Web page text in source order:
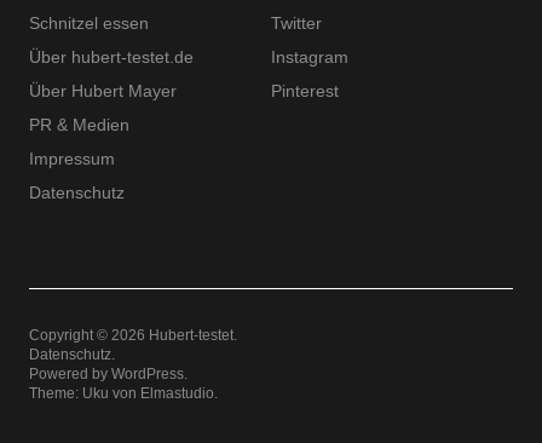
Schnitzel essen
Über hubert-testet.de
Über Hubert Mayer
PR & Medien
Impressum
Datenschutz
Twitter
Instagram
Pinterest
Copyright © 2026 Hubert-testet
Datenschutz
Powered by WordPress
Theme: Uku von Elmastudio